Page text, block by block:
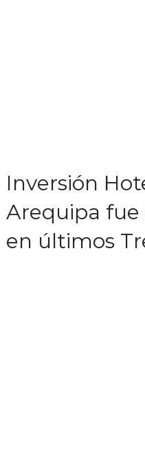
Inversión
Arequipa fue
en últimos